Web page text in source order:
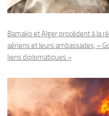
Bamako et Alger procèdent à la
aériens et leurs ambassades, «
liens diplomatiques »